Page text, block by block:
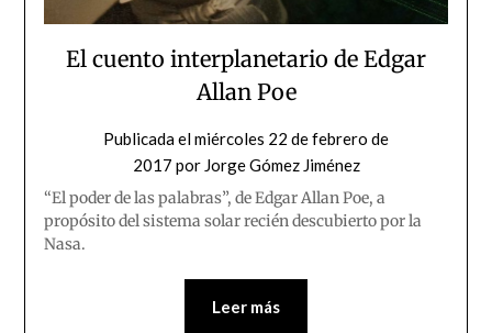
El cuento interplanetario de Edgar
Allan Poe
Publicada elmiércoles 22 de febrero de
2017 por Jorge Gómez Jiménez
“El poder de las palabras”, de Edgar Allan Poe, a
propósito del sistema solar recién descubierto por la
Nasa.
Leer más